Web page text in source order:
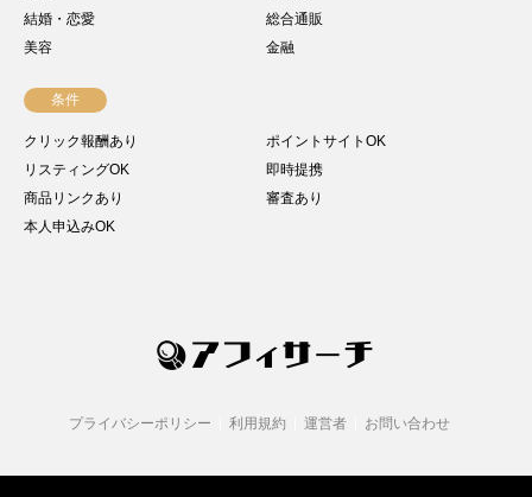
結婚・恋愛
総合通販
美容
金融
条件
クリック報酬あり
ポイントサイトOK
リスティングOK
即時提携
商品リンクあり
審査あり
本人申込みOK
プライバシーポリシー 利用規約 運営者 お問い合わせ